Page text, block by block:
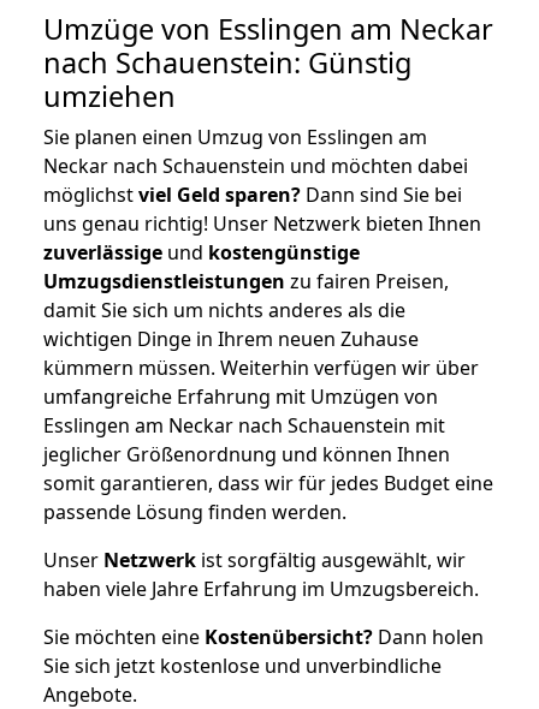
Umzüge von Esslingen am Neckar
nach Schauenstein: Günstig
umziehen
Sie planen einen Umzug von Esslingen am
Neckar nach Schauenstein und möchten dabei
möglichstviel Geld sparen? Dann sind Sie bei
uns genau richtig! Unser Netzwerk bieten Ihnen
zuverlässige und kostengünstige
Umzugsdienstleistungen zu fairen Preisen,
damit Sie sich um nichts anderes als die
wichtigen Dinge in Ihrem neuen Zuhause
kümmern müssen. Weiterhin verfügen wir über
umfangreiche Erfahrung mit Umzügen von
Esslingen am Neckar nach Schauenstein mit
jeglicher Größenordnung und können Ihnen
somit garantieren, dass wir für jedes Budget eine
passende Lösung finden werden.
Unser Netzwerk ist sorgfältig ausgewählt, wir
haben viele Jahre Erfahrung im Umzugsbereich.
Sie möchten eine Kostenübersicht? Dann holen
Sie sich jetzt kostenlose und unverbindliche
Angebote.